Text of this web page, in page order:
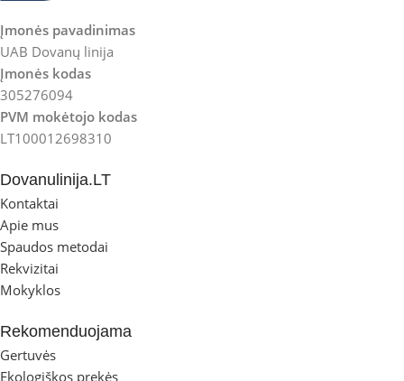
Įmonės pavadinimas
UAB Dovanų linija
Įmonės kodas
305276094
PVM mokėtojo kodas
LT100012698310
Dovanulinija.LT
Kontaktai
Apie mus
Spaudos metodai
Rekvizitai
Mokyklos
Rekomenduojama
Gertuvės
Ekologiškos prekės